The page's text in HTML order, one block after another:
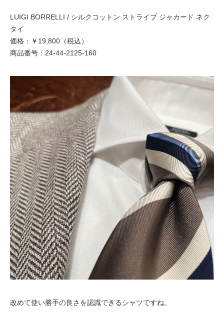
LUIGI BORRELLI / シルクコットン ストライプ ジャカード ネク
タイ
価格：￥19,800（税込）
商品番号：24-44-2125-160
改めて使い勝手の良さを認識できるシャツですね。